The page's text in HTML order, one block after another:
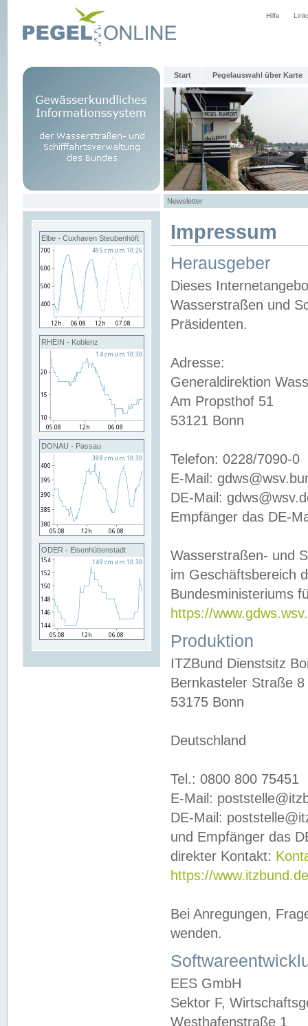
Hilfe
Start Pegelauswahl über Karte
Newsletter
Elbe - Cuxhaven Steubenhöft
RHEIN - Koblenz
DONAU - Passau
ODER - Eisenhüttenstadt
Impressum
Herausgeber
Dieses
Wasserstraßen und
Präsidenten.
Adresse:
Generaldirektion
Am Propsthof 51
53121 Bonn
Telefon: 0228/7090-0
E-Mail:
DE-Mail:
Empfänger das DE-
Wasserstraßen- und
im Geschäftsbereich
Bundesministeriums
https://
Produktion
ITZBund Dienstsitz
Bernkasteler Straße 8
53175 Bonn
Deutschland
Tel.: 0800 800 75451
E-Mail:
DE-Mail:
und Empfänger das
direkter Kontakt:
https://
Bei Anregungen,
wenden.
EES GmbH
Sektor F,
Westhafenstraße 1